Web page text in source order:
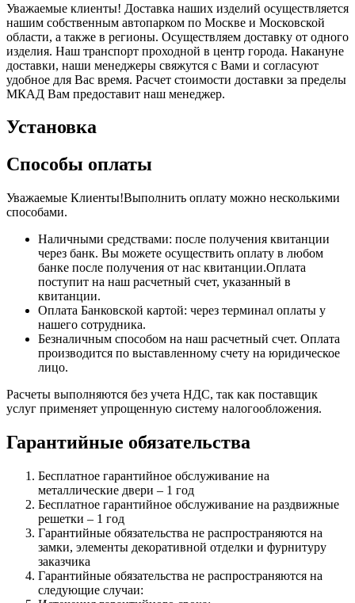
Уважаемые клиенты! Доставка наших изделий осуществляется
нашим собственным автопарком по Москве и Московской
области, а также в регионы. Осуществляем доставку от одного
изделия. Наш транспорт проходной в центр города. Накануне
доставки, наши менеджеры свяжутся с Вами и согласуют
удобное для Вас время. Расчет стоимости доставки за пределы
МКАД Вам предоставит наш менеджер.
Установка
Способы оплаты
Уважаемые Клиенты!Выполнить оплату можно несколькими
способами.
Наличными средствами: после получения квитанции
через банк. Вы можете осуществить оплату в любом
банке после получения от нас квитанции.Оплата
поступит на наш расчетный счет, указанный в
квитанции.
Оплата Банковской картой: через терминал оплаты у
нашего сотрудника.
Безналичным способом на наш расчетный счет. Оплата
производится по выставленному счету на юридическое
лицо.
Расчеты выполняются без учета НДС, так как поставщик
услуг применяет упрощенную систему налогообложения.
Гарантийные обязательства
Бесплатное гарантийное обслуживание на
металлические двери – 1 год
Бесплатное гарантийное обслуживание на раздвижные
решетки – 1 год
Гарантийные обязательства не распространяются на
замки, элементы декоративной отделки и фурнитуру
заказчика
Гарантийные обязательства не распространяются на
следующие случаи: